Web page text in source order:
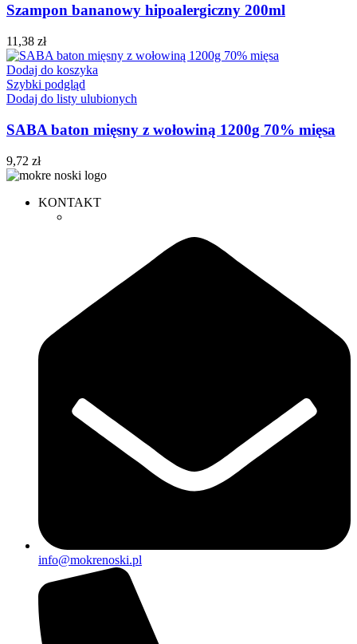
Szampon bananowy hipoalergiczny 200ml
11,38 zł
Dodaj do koszyka
Szybki podgląd
Dodaj do listy ulubionych
SABA baton mięsny z wołowiną 1200g 70% mięsa
9,72 zł
KONTAKT
info@mokrenoski.pl